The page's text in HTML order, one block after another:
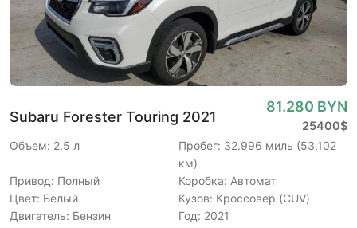
Subaru Forester Touring 2021
81.280 BYN
25400$
Объем: 2.5 л
Пробег: 32.996 миль (53.102
км)
Привод: Полный
Коробка: Автомат
Цвет: Белый
Кузов: Кроссовер (CUV)
Двигатель: Бензин
Год: 2021